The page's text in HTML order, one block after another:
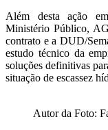
Além desta ação
Ministério Público,
contrato e a DUD/
estudo técnico da
soluções definitivas
situação de escassez
Autor da Foto: